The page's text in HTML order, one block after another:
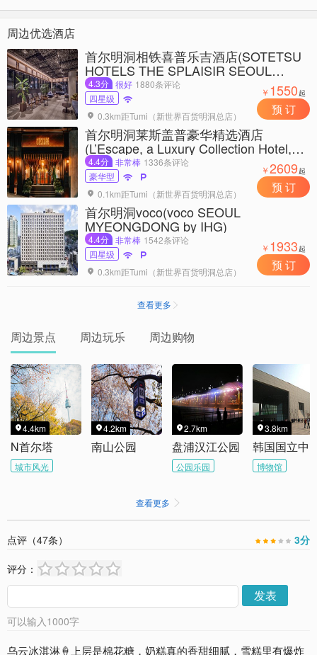
周边优选酒店
首尔明洞相铁喜普乐吉酒店(SOTETSU
HOTELS THE SPLAISIR SEOUL
MYEONG-DONG)
4.3分 很好 1880条评论
四星级

 0.3km距Tumi（新世界百货明洞总店）
￥1550起
预 订
首尔明洞莱斯盖普豪华精选酒店
(L’Escape, a Luxury Collection Hotel,
Seoul Myeongdong)
4.4分 非常棒 1336条评论
豪华型


 0.1km距Tumi（新世界百货明洞总店）
￥2609起
预 订
首尔明洞voco(voco SEOUL
MYEONGDONG by IHG)
4.4分 非常棒 1542条评论
四星级


 0.3km距Tumi（新世界百货明洞总店）
￥1933起
预 订
查看更多 
周边景点 周边玩乐 周边购物
4.4km
N首尔塔
城市风光
4.2km
南山公园
2.7km
盘浦汉江公园
公园乐园
3.8km
博物馆
查看更多 
点评（47条） 3分
评分：
发表
可以输入1000字
乌云冰淇淋🍦上层是棉花糖，奶糕真的香甜细腻，雪糕里有爆炸